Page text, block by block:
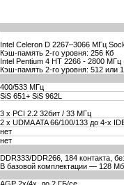
Intel Celeron D 2267–3066 МГц
Кэш-память 2-го уровня: 256 Кб
Intel Pentium 4 НТ 2266 - 2800 МГц
Кэш-память 2-го уровня: 512 или
400/533 МГц
SiS 651+ SiS 962L
3 x PCI 2.2 32бит / 33 МГц
2 x UDMA ATA 66/100/133 до 4-х
нет
нет
DDR333/DDR266, 184 контакта,
В базовой комплектации — 128 Мб